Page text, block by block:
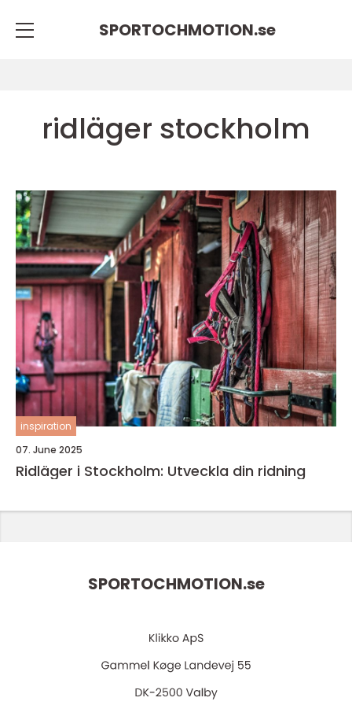
SPORTOCHMOTION.se
ridläger stockholm
inspiration
07. June 2025
Ridläger i Stockholm: Utveckla din ridning
SPORTOCHMOTION.se